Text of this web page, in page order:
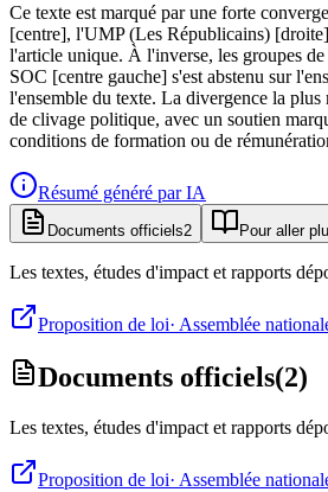
Ce texte est marqué par une forte
[centre], l'UMP (Les Républicains)
l'article unique. À l'inverse, les groupes
SOC [centre gauche] s'est abstenu sur
l'ensemble du texte. La divergence la
de clivage politique, avec un soutien
conditions de formation ou de
Résumé généré par IA
Documents officiels2 Pour aller
Les textes, études d'impact et rapports
Proposition de loi· Assemblée
Documents officiels(2)
Les textes, études d'impact et rapports
Proposition de loi· Assemblée